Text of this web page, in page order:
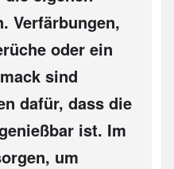
Verfärbungen,
oder ein
sind
dafür, dass die
ist. Im
um